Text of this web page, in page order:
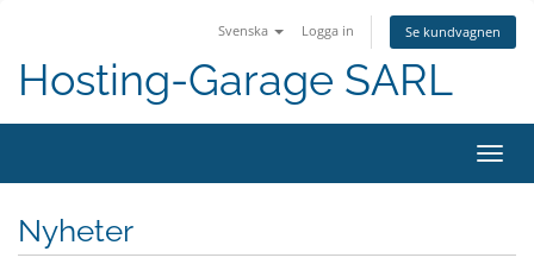
Svenska Logga in Se kundvagnen
Hosting-Garage SARL
Växla
Nyheter